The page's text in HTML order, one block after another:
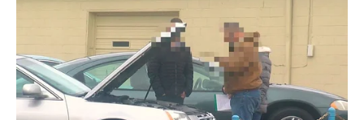
INVESTIGACIÓN ASESINATO
Expolicía mató a bala a
presunto delincuente que
intentó atracar a una
familia en Cartagena